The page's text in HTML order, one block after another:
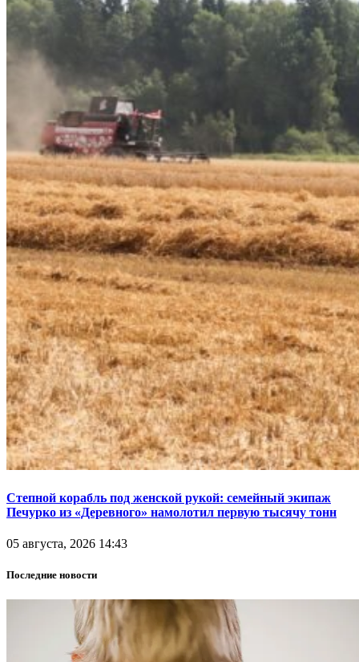
Степной корабль под женской рукой: семейный экипаж
Печурко из «Деревного» намолотил первую тысячу тонн
05 августа, 2026 14:43
Последние новости